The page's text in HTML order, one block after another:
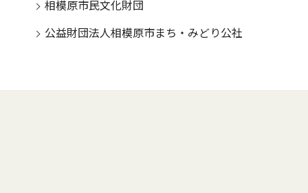
相模原市民文化財団
公益財団法人相模原市まち・みどり公社